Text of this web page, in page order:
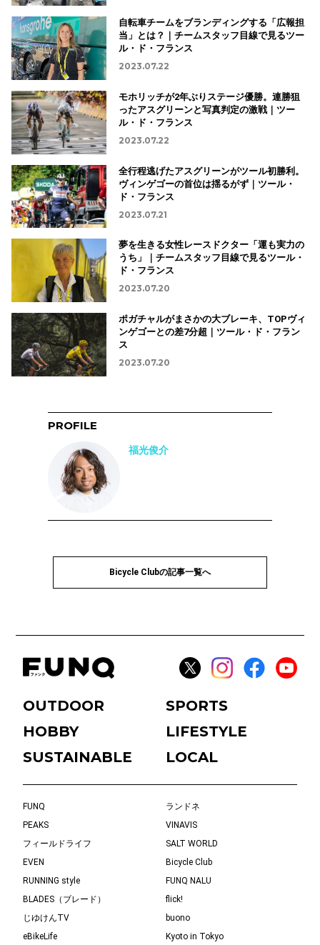
自転車チームをブランディングする「広報担
当」とは？｜チームスタッフ目線で見るツー
ル・ド・フランス
2023.07.22
モホリッチが2年ぶりステージ優勝。連勝狙
ったアスグリーンと写真判定の激戦｜ツー
ル・ド・フランス
2023.07.22
全行程逃げたアスグリーンがツール初勝利。
ヴィンゲゴーの首位は揺るがず｜ツール・
ド・フランス
2023.07.21
夢を生きる女性レースドクター「運も実力の
うち」｜チームスタッフ目線で見るツール・
ド・フランス
2023.07.20
ポガチャルがまさかの大ブレーキ、TOPヴィ
ンゲゴーとの差7分超｜ツール・ド・フラン
ス
2023.07.20
PROFILE
福光俊介
Bicycle Clubの記事一覧へ
OUTDOOR
SPORTS
HOBBY
LIFESTYLE
SUSTAINABLE
LOCAL
FUNQ
ランドネ
PEAKS
VINAVIS
フィールドライフ
SALT WORLD
EVEN
Bicycle Club
RUNNING style
FUNQ NALU
BLADES（ブレード）
flick!
じゆけんTV
buono
eBikeLife
Kyoto in Tokyo